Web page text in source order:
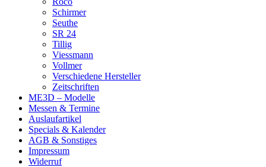
Schirmer
Seuthe
SR 24
Tillig
Viessmann
Vollmer
Verschiedene Hersteller
Zeitschriften
ME3D – Modelle
Messen & Termine
Auslaufartikel
Specials & Kalender
AGB & Sonstiges
Impressum
Widerruf